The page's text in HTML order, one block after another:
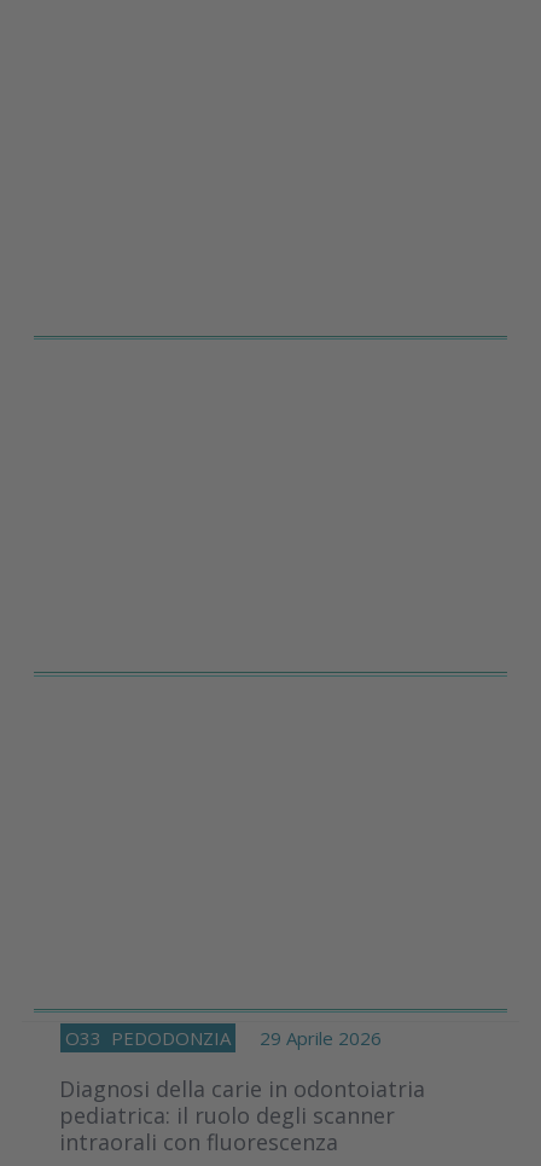
O33 PEDODONZIA 29 Aprile 2026
Diagnosi della carie in odontoiatria
pediatrica: il ruolo degli scanner
intraorali con fluorescenza